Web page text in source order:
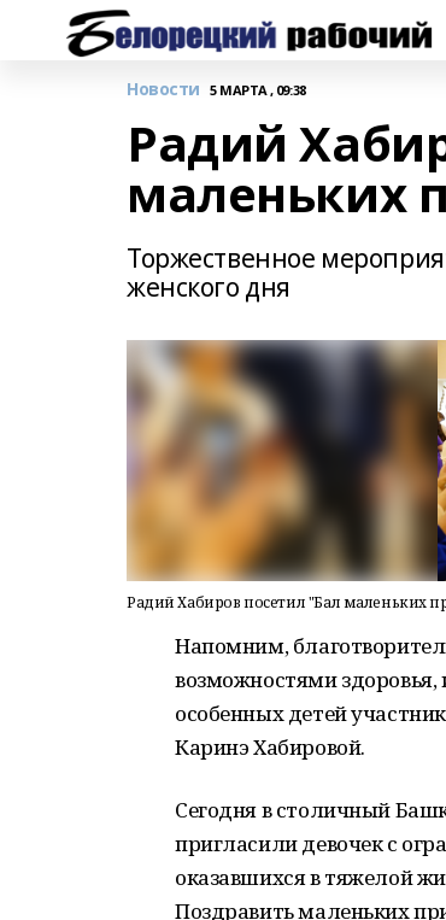
Новости 5 МАРТА , 09:38
Радий
маленьких
Торжественное
женского дня
Радий Хабиров посетил "Бал маленьких
Напомним,
возможностями здоровья,
особенных детей
Каринэ Хабировой.
Сегодня в столичный
пригласили девочек с
оказавшихся в тяжелой
Поздравить маленьких